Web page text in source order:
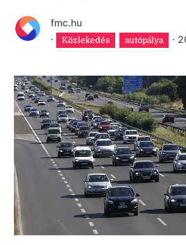
fmc.hu
·
Közlekedés autópálya ·